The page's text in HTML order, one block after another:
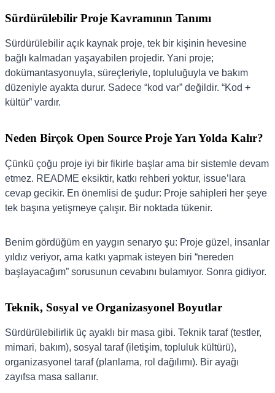
Sürdürülebilir Proje Kavramının Tanımı
Sürdürülebilir açık kaynak proje, tek bir kişinin hevesine
bağlı kalmadan yaşayabilen projedir. Yani proje;
dokümantasyonuyla, süreçleriyle, topluluğuyla ve bakım
düzeniyle ayakta durur. Sadece “kod var” değildir. “Kod +
kültür” vardır.
Neden Birçok Open Source Proje Yarı Yolda Kalır?
Çünkü çoğu proje iyi bir fikirle başlar ama bir sistemle devam
etmez. README eksiktir, katkı rehberi yoktur, issue’lara
cevap gecikir. En önemlisi de şudur: Proje sahipleri her şeye
tek başına yetişmeye çalışır. Bir noktada tükenir.
Benim gördüğüm en yaygın senaryo şu: Proje güzel, insanlar
yıldız veriyor, ama katkı yapmak isteyen biri “nereden
başlayacağım” sorusunun cevabını bulamıyor. Sonra gidiyor.
Teknik, Sosyal ve Organizasyonel Boyutlar
Sürdürülebilirlik üç ayaklı bir masa gibi. Teknik taraf (testler,
mimari, bakım), sosyal taraf (iletişim, topluluk kültürü),
organizasyonel taraf (planlama, rol dağılımı). Bir ayağı
zayıfsa masa sallanır.